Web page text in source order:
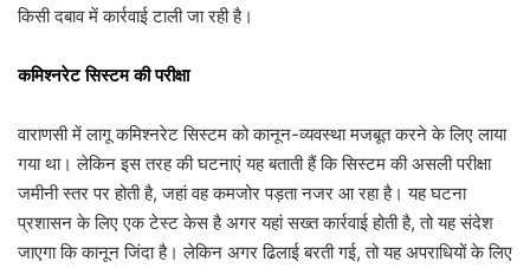
किसी दबाव में कार्रवाई टाली जा रही है।
कमिश्नरेट सिस्टम की परीक्षा
वाराणसी में लागू कमिश्नरेट सिस्टम को कानून-व्यवस्था मजबूत करने के लिए लाया
गया था। लेकिन इस तरह की घटनाएं यह बताती हैं कि सिस्टम की असली परीक्षा
जमीनी स्तर पर होती है, जहां वह कमजोर पड़ता नजर आ रहा है। यह घटना
प्रशासन के लिए एक टेस्ट केस है अगर यहां सख्त कार्रवाई होती है, तो यह संदेश
जाएगा कि कानून जिंदा है। लेकिन अगर ढिलाई बरती गई, तो यह अपराधियों के लिए